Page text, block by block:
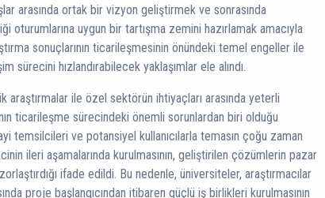
arasında ortak bir vizyon geliştirmek ve sonrasında
oturumlarına uygun bir tartışma zemini hazırlamak amacıyla
sonuçlarının ticarileşmesinin önündeki temel engeller ile
sürecini hızlandırabilecek yaklaşımlar ele alındı.
araştırmalar ile özel sektörün ihtiyaçları arasında yeterli
ticarileşme sürecindeki önemli sorunlardan biri olduğu
temsilcileri ve potansiyel kullanıcılarla temasın çoğu zaman
ileri aşamalarında kurulmasının, geliştirilen çözümlerin pazar
ifade edildi. Bu nedenle, üniversiteler, araştırmacılar
proje başlangıcından itibaren güçlü iş birlikleri kurulmasının